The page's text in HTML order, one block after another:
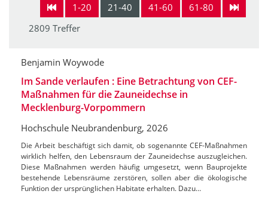
1-20 21-40 41-60
61-80
2809 Treffer
Benjamin Woywode
Im Sande verlaufen : Eine Betrachtung von CEF-
Maßnahmen für die Zauneidechse in
Mecklenburg-Vorpommern
Hochschule Neubrandenburg, 2026
Die Arbeit beschäftigt sich damit, ob sogenannte CEF-Maßnahmen
wirklich helfen, den Lebensraum der Zauneidechse auszugleichen.
Diese Maßnahmen werden häufig umgesetzt, wenn Bauprojekte
bestehende Lebensräume zerstören, sollen aber die ökologische
Funktion der ursprünglichen Habitate erhalten. Dazu…